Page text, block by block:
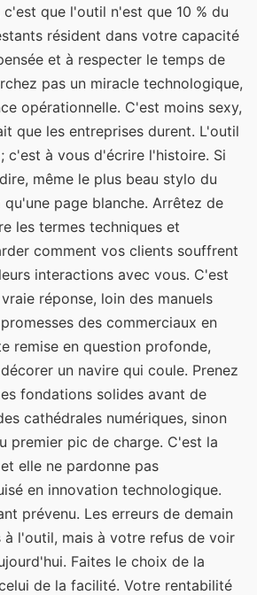
que l'outil n'est que 10 % du
résident dans votre capacité
et à respecter le temps de
pas un miracle technologique,
opérationnelle. C'est moins sexy,
que les entreprises durent. L'outil
c'est à vous d'écrire l'histoire. Si
même le plus beau stylo du
page blanche. Arrêtez de
les termes techniques et
comment vos clients souffrent
interactions avec vous. C'est
réponse, loin des manuels
des commerciaux en
remise en question profonde,
un navire qui coule. Prenez
fondations solides avant de
cathédrales numériques, sinon
premier pic de charge. C'est la
elle ne pardonne pas
en innovation technologique.
prévenu. Les erreurs de demain
à l'outil, mais à votre refus de voir
Faites le choix de la
de la facilité. Votre rentabilité